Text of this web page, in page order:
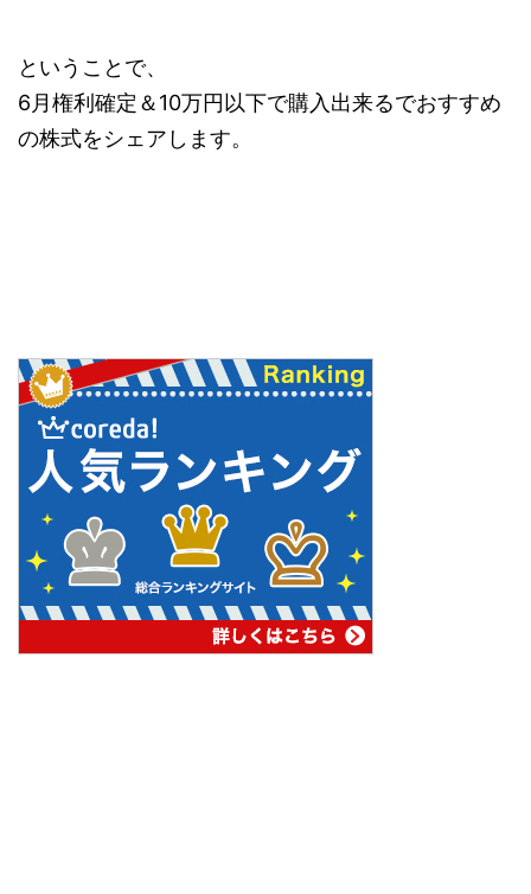
ということで、
6月権利確定＆10万円以下で購入出来るでおすすめ
の株式をシェアします。